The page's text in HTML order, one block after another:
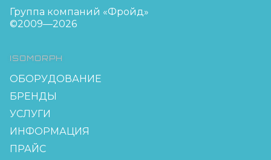
Группа компаний «Фройд»
©2009—2026
ISOMORPH
ОБОРУДОВАНИЕ
БРЕНДЫ
УСЛУГИ
ИНФОРМАЦИЯ
ПРАЙС